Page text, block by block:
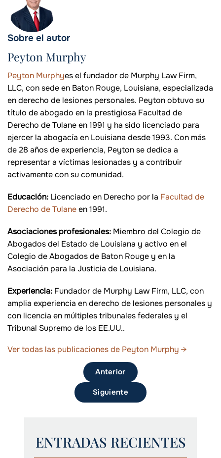
Sobre el autor
Peyton Murphy
Peyton Murphyes el fundador de Murphy Law Firm,
LLC, con sede en Baton Rouge, Louisiana, especializada
en derecho de lesiones personales. Peyton obtuvo su
título de abogado en la prestigiosa Facultad de
Derecho de Tulane en 1991 y ha sido licenciado para
ejercer la abogacía en Louisiana desde 1993. Con más
de 28 años de experiencia, Peyton se dedica a
representar a víctimas lesionadas y a contribuir
activamente con su comunidad.
Educación: Licenciado en Derecho por la Facultad de
Derecho de Tulaneen 1991.
Asociaciones profesionales: Miembro del Colegio de
Abogados del Estado de Louisiana y activo en el
Colegio de Abogados de Baton Rouge y en la
Asociación para la Justicia de Louisiana.
Experiencia: Fundador de Murphy Law Firm, LLC, con
amplia experiencia en derecho de lesiones personales y
con licencia en múltiples tribunales federales y el
Tribunal Supremo de los EE.UU..
Ver todas las publicaciones de Peyton Murphy →
Anterior
Siguiente
ENTRADAS RECIENTES